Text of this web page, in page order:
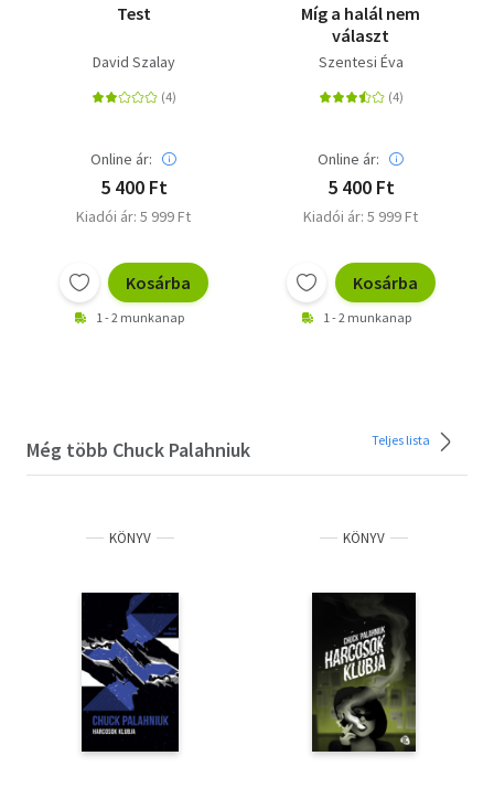
Test
David Szalay
Online ár:
5 400 Ft
Kiadói ár: 5 999 Ft
Kosárba
1 - 2 munkanap
Míg a halál nem
választ
Szentesi Éva
Online ár:
5 400 Ft
Kiadói ár: 5 999 Ft
Kosárba
1 - 2 munkanap
Még több Chuck Palahniuk Teljes lista
KÖNYV KÖNYV